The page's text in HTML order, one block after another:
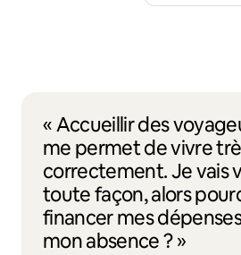
« Accueillir des
me permet de vivre
correctement. Je vais
toute façon, alors
financer mes
mon absence ? »